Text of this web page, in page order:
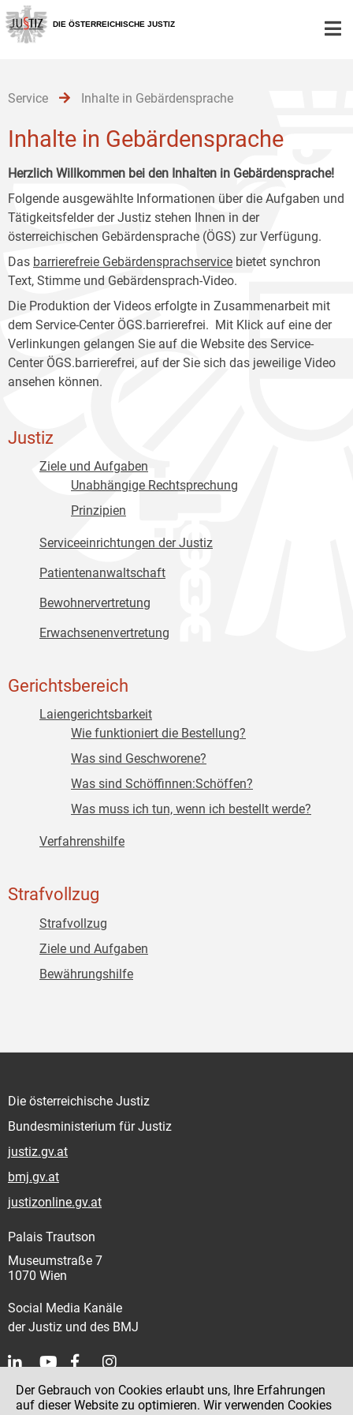
Zur
Hauptnavigation
[1]
Zum
Inhalt
[2]
Zum
Untermenü
[3]
DIE ÖSTERREICHISCHE JUSTIZ
Service Inhalte in Gebärdensprache
Inhalte in Gebärdensprache
Herzlich Willkommen bei den Inhalten in Gebärdensprache!
Folgende ausgewählte Informationen über die Aufgaben und
Tätigkeitsfelder der Justiz stehen Ihnen in der
österreichischen Gebärdensprache (ÖGS) zur Verfügung.
Das barrierefreie Gebärdensprachservice bietet synchron
Text, Stimme und Gebärdensprach-Video.
Die Produktion der Videos erfolgte in Zusammenarbeit mit
dem Service-Center ÖGS.barrierefrei. Mit Klick auf eine der
Verlinkungen gelangen Sie auf die Website des Service-
Center ÖGS.barrierefrei, auf der Sie sich das jeweilige Video
ansehen können.
Justiz
Ziele und Aufgaben
Unabhängige Rechtsprechung
Prinzipien
Serviceeinrichtungen der Justiz
Patientenanwaltschaft
Bewohnervertretung
Erwachsenenvertretung
Gerichtsbereich
Laiengerichtsbarkeit
Wie funktioniert die Bestellung?
Was sind Geschworene?
Was sind Schöffinnen:Schöffen?
Was muss ich tun, wenn ich bestellt werde?
Verfahrenshilfe
Strafvollzug
Strafvollzug
Ziele und Aufgaben
Bewährungshilfe
Die österreichische Justiz
Bundesministerium für Justiz
justiz.gv.at
bmj.gv.at
justizonline.gv.at
Palais Trautson
Museumstraße 7
1070 Wien
Social Media Kanäle
der Justiz und des BMJ
Kontakt
Der Gebrauch von Cookies erlaubt uns, Ihre Erfahrungen
auf dieser Website zu optimieren. Wir verwenden Cookies